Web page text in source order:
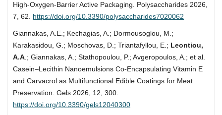
High-Oxygen-Barrier Active Packaging. Polysaccharides 2026,
7, 62. https://doi.org/10.3390/polysaccharides7020062
Giannakas, A.E.; Kechagias, A.; Dormousoglou, M.;
Karakasidou, G.; Moschovas, D.; Triantafyllou, E.; Leontiou,
A.A.; Giannakas, A.; Stathopoulou, P.; Avgeropoulos, A.; et al.
Casein–Lecithin Nanoemulsions Co-Encapsulating Vitamin E
and Carvacrol as Multifunctional Edible Coatings for Meat
Preservation. Gels 2026, 12, 300.
https://doi.org/10.3390/gels12040300